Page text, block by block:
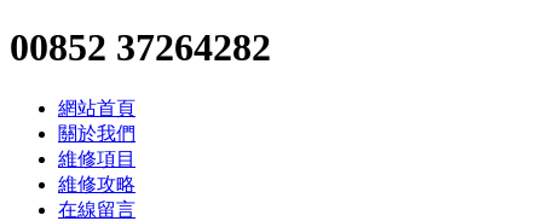
00852 37264282
網站首頁
關於我們
維修項目
維修攻略
在線留言